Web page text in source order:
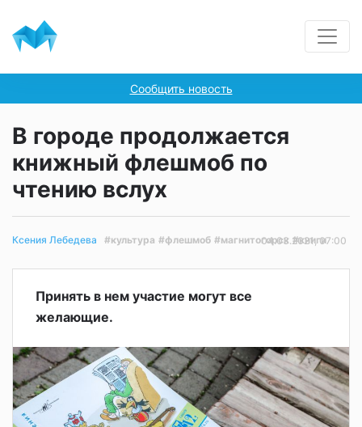
Сообщить новость
В городе продолжается
книжный флешмоб по
чтению вслух
Ксения Лебедева #культура #флешмоб #магнитогорск #книги
04.03.2021, 07:00
Принять в нем участие могут все
желающие.